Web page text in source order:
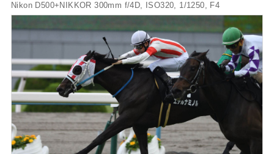
Nikon D500+NIKKOR 300mm f/4D, ISO320, 1/1250, F4